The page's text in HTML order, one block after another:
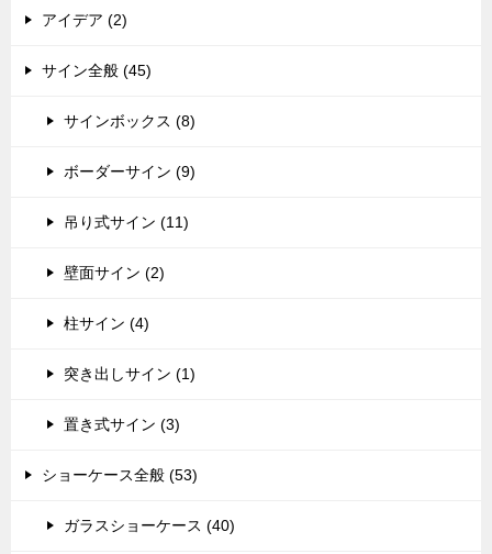
アイデア (2)
サイン全般 (45)
サインボックス (8)
ボーダーサイン (9)
吊り式サイン (11)
壁面サイン (2)
柱サイン (4)
突き出しサイン (1)
置き式サイン (3)
ショーケース全般 (53)
ガラスショーケース (40)